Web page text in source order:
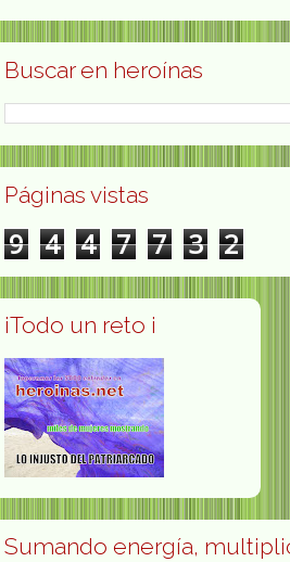
Buscar en heroínas
Páginas vistas
9 4 4 7 7 3 2
¡Todo un reto ¡
Sumando energía,